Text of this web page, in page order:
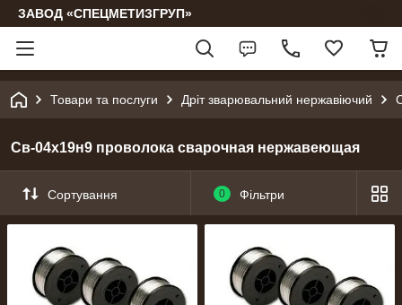
ЗАВОД «СПЕЦМЕТИЗГРУП»
Товари та послуги Дріт зварювальний нержавіючий
Св-04х19н9 проволока сварочная нержавеющая
Сортування 0 Фільтри